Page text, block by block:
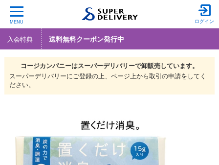
MENU ログイン
入会特典 送料無料クーポン発行中
コージカンパニーはスーパーデリバリーで卸販売しています。
スーパーデリバリーにご登録の上、ページ上から取引の申請をしてく
ださい。